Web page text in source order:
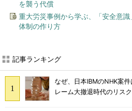
を襲う代償
重大労災事例から学ぶ、「安全意
体制の作り方
記事ランキング
なぜ、日本IBMのNHK案
レーム大撤退時代のリス